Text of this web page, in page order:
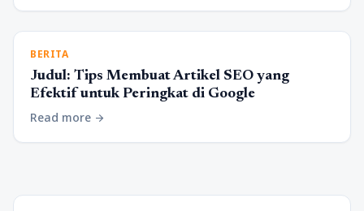
BERITA
Judul: Tips Membuat Artikel SEO yang
Efektif untuk Peringkat di Google
Read more arrow_forward